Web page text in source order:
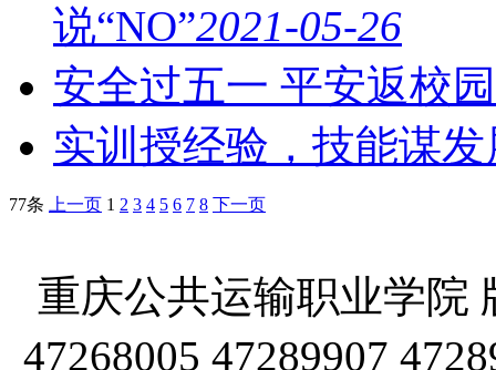
说“NO”2021-05-26
安全过五一 平安返校园
实训授经验，技能谋发
77条 上一页 1 2 3 4 5 6 7 8 下一页
重庆公共运输职业学院
47268005 47289907